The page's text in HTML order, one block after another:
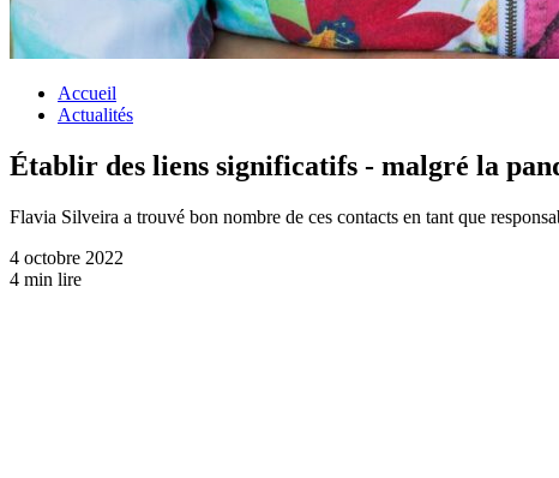
Accueil
Actualités
Établir des liens significatifs - malgré la
Flavia Silveira a trouvé bon nombre de ces contacts en tant que
4 octobre 2022
4 min lire